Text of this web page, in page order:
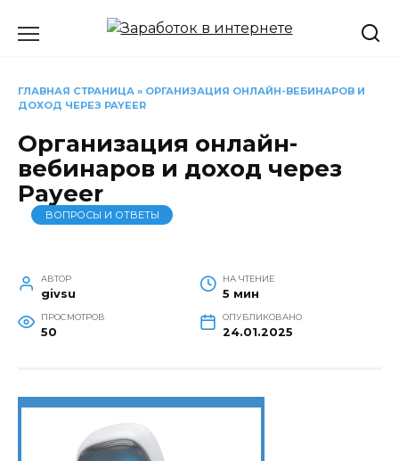
ГЛАВНАЯ СТРАНИЦА » ОРГАНИЗАЦИЯ ОНЛАЙН-ВЕБИНАРОВ И
ДОХОД ЧЕРЕЗ PAYEER
Организация онлайн-
вебинаров и доход через
Payeer
ВОПРОСЫ И ОТВЕТЫ
АВТОР
givsu
НА ЧТЕНИЕ
5 мин
ПРОСМОТРОВ
50
ОПУБЛИКОВАНО
24.01.2025